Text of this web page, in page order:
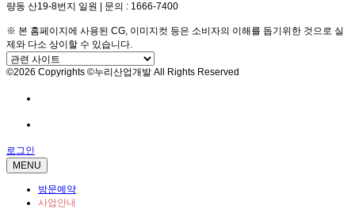
량동 산19-8번지 일원 | 문의 : 1666-7400
※ 본 홈페이지에 사용된 CG, 이미지컷 등은 소비자의 이해를 돕기위한 것으로 실
제와 다소 상이할 수 있습니다.
©2026 Copyrights ©누리산업개발 All Rights Reserved
로그인
MENU
방문예약
사업안내